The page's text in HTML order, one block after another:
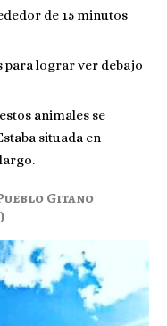
de 15 minutos
para lograr ver debajo
animales se
situada en
Gitano